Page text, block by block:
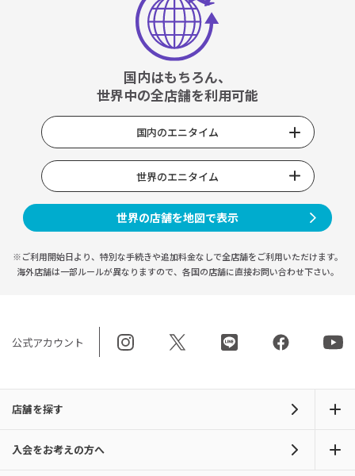
国内はもちろん、
世界中の全店舗を利用可能
国内のエニタイム
世界のエニタイム
世界の店舗を地図で表示
※ご利用開始日より、特別な手続きや追加料金なしで全店舗をご利用いただけます。
海外店舗は一部ルールが異なりますので、 各国の店舗に直接お問い合わせ下さい。
公式アカウント
店舗を探す
入会をお考えの方へ